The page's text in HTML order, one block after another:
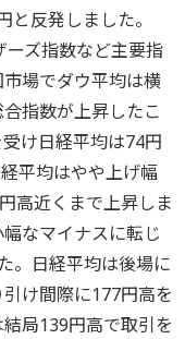
反発しました。
ーズ指数など主要指
場でダウ平均は横
指数が上昇したこ
け日経平均は74円
平均はやや上げ幅
高近くまで上昇しま
なマイナスに転じ
。日経平均は後場に
け間際に177円高を
局139円高で取引を